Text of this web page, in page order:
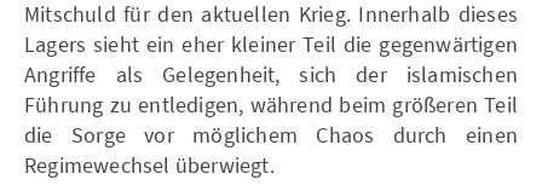
Mitschuld für den aktuellen Krieg. Innerhalb dieses
Lagers sieht ein eher kleiner Teil die gegenwärtigen
Angriffe als Gelegenheit, sich der islamischen
Führung zu entledigen, während beim größeren Teil
die Sorge vor möglichem Chaos durch einen
Regimewechsel überwiegt.